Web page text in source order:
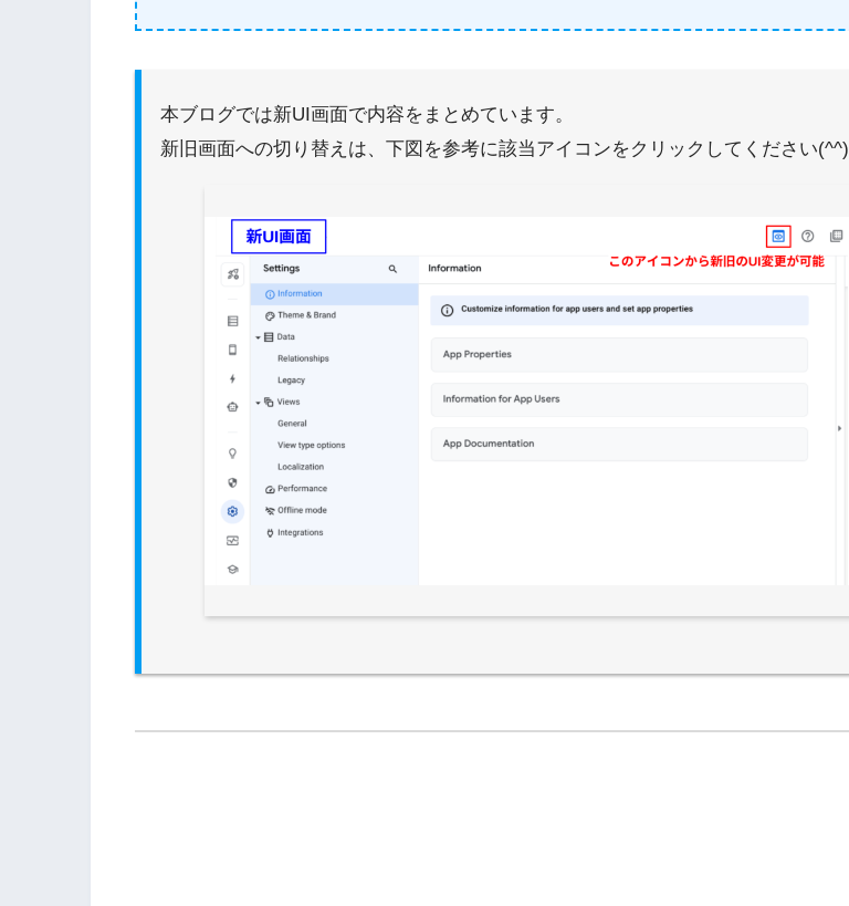
本ブログでは新UI画面で内容をまとめています。
新旧画面への切り替えは、下図を参考に該当アイコンをクリックしてください(^^)